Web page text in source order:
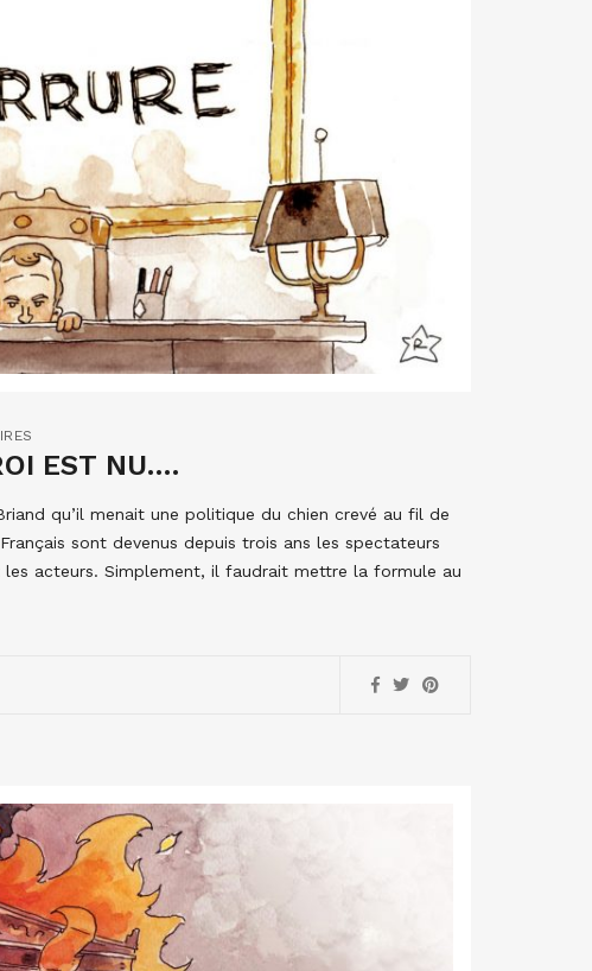
EST NU….
qu’il menait une politique du chien crevé au fil de
sont devenus depuis trois ans les spectateurs
acteurs. Simplement, il faudrait mettre la formule au